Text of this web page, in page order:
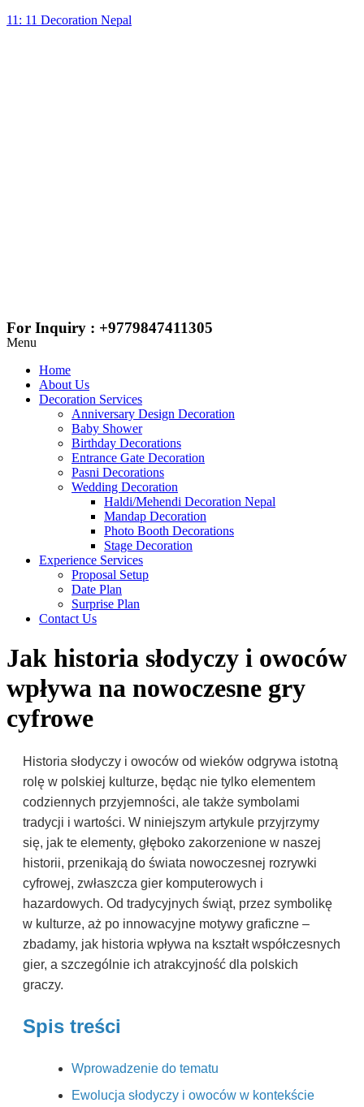
11: 11 Decoration Nepal
For Inquiry : +9779847411305
Menu
Home
About Us
Decoration Services
Anniversary Design Decoration
Baby Shower
Birthday Decorations
Entrance Gate Decoration
Pasni Decorations
Wedding Decoration
Haldi/Mehendi Decoration Nepal
Mandap Decoration
Photo Booth Decorations
Stage Decoration
Experience Services
Proposal Setup
Date Plan
Surprise Plan
Contact Us
Jak historia słodyczy i owoców
wpływa na nowoczesne gry
cyfrowe
Historia słodyczy i owoców od wieków odgrywa istotną
rolę w polskiej kulturze, będąc nie tylko elementem
codziennych przyjemności, ale także symbolami
tradycji i wartości. W niniejszym artykule przyjrzymy
się, jak te elementy, głęboko zakorzenione w naszej
historii, przenikają do świata nowoczesnej rozrywki
cyfrowej, zwłaszcza gier komputerowych i
hazardowych. Od tradycyjnych świąt, przez symbolikę
w kulturze, aż po innowacyjne motywy graficzne –
zbadamy, jak historia wpływa na kształt współczesnych
gier, a szczególnie ich atrakcyjność dla polskich
graczy.
Spis treści
Wprowadzenie do tematu
Ewolucja słodyczy i owoców w kontekście